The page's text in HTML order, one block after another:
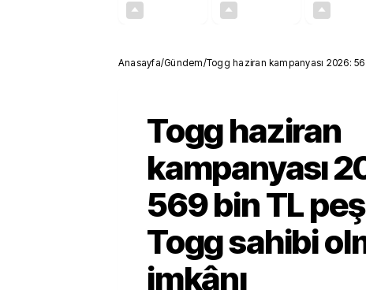
Anasayfa/Gündem/Togg haziran kampanyası 2026:
Togg haziran
kampanyası
569 bin TL
Togg sahibi
imkânı